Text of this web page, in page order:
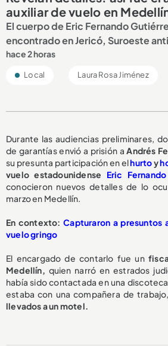
auxiliar de vuelo en
El cuerpo de Eric Fernando
encontrado en Jericó, Suroeste
hace 2 horas
Local Laura Rosa Jiménez
Durante las audiencias preliminares,
de garantías envió a prisión aAndrés
su presunta participación en elhurtoy
vuelo estadounidense Eric
conocieron nuevos detalles de lo
marzo en Medellín.
En contexto: Capturaron a presuntos
vuelo gringo
El encargado de contarlo fue un
Medellín, quien narró en estrados
había sido contactada en una
estaba con una compañera de
llevados a un motel.